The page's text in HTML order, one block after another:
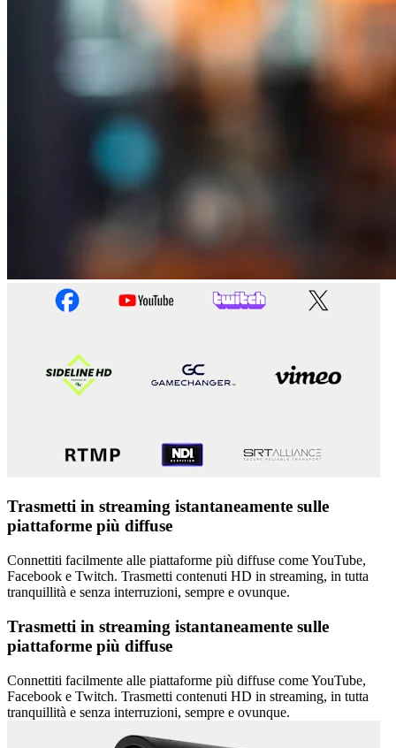
Trasmetti in streaming istantaneamente sulle
piattaforme più diffuse
Connettiti facilmente alle piattaforme più diffuse come YouTube,
Facebook e Twitch. Trasmetti contenuti HD in streaming, in tutta
tranquillità e senza interruzioni, sempre e ovunque.
Trasmetti in streaming istantaneamente sulle
piattaforme più diffuse
Connettiti facilmente alle piattaforme più diffuse come YouTube,
Facebook e Twitch. Trasmetti contenuti HD in streaming, in tutta
tranquillità e senza interruzioni, sempre e ovunque.